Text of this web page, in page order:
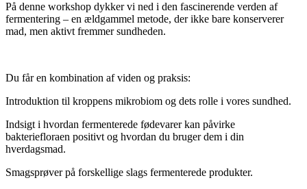
På denne workshop dykker vi ned i den fascinerende verden af
fermentering – en ældgammel metode, der ikke bare konserverer
mad, men aktivt fremmer sundheden.
Du får en kombination af viden og praksis:
Introduktion til kroppens mikrobiom og dets rolle i vores sundhed.
Indsigt i hvordan fermenterede fødevarer kan påvirke
bakteriefloraen positivt og hvordan du bruger dem i din
hverdagsmad.
Smagsprøver på forskellige slags fermenterede produkter.